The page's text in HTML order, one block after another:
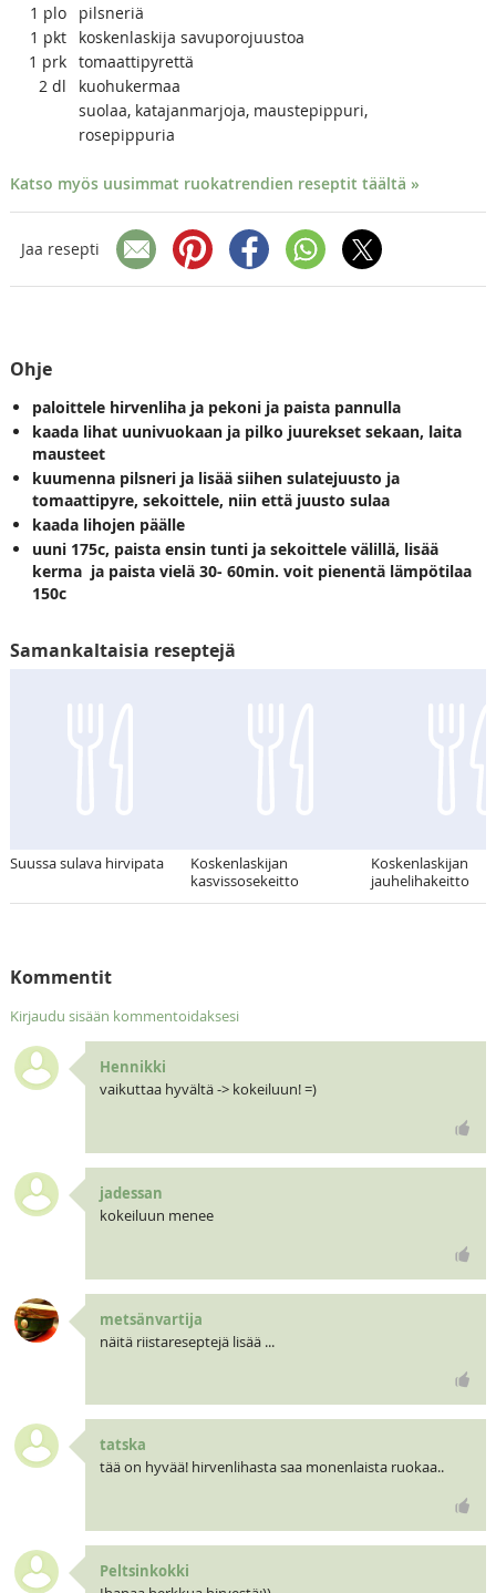
1 plo
pilsneriä
1 pkt
koskenlaskija savuporojuustoa
1 prk tomaattipyrettä
2 dl
kuohukermaa
suolaa, katajanmarjoja, maustepippuri,
rosepippuria
Katso myös uusimmat ruokatrendien reseptit täältä »
Jaa resepti
Ohje
paloittele hirvenliha ja pekoni ja paista pannulla
kaada lihat uunivuokaan ja pilko juurekset sekaan, laita
mausteet
kuumenna pilsneri ja lisää siihen sulatejuusto ja
tomaattipyre, sekoittele, niin että juusto sulaa
kaada lihojen päälle
uuni 175c, paista ensin tunti ja sekoittele välillä, lisää
kerma ja paista vielä 30- 60min. voit pienentä lämpötilaa
150c
Samankaltaisia reseptejä
Suussa sulava hirvipata
Koskenlaskijan
kasvissosekeitto
Koskenlaskijan
jauhelihakeitto
Kommentit
Kirjaudu sisään kommentoidaksesi
Hennikki
vaikuttaa hyvältä -> kokeiluun! =)
jadessan
kokeiluun menee
metsänvartija
näitä riistareseptejä lisää ...
tatska
tää on hyvää! hirvenlihasta saa monenlaista ruokaa..
Peltsinkokki